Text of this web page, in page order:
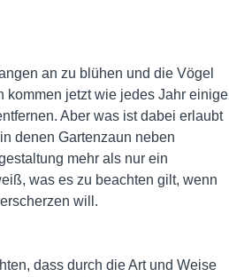
an zu blühen und die Vögel
kommen jetzt wie jedes Jahr einige
Aber was ist dabei erlaubt
denen Gartenzaun neben
mehr als nur ein
was es zu beachten gilt, wenn
will.
dass durch die Art und Weise